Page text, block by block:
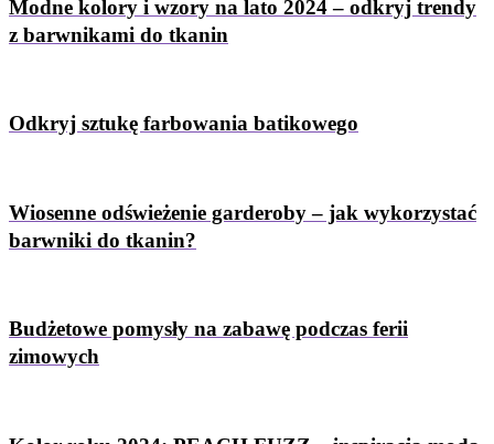
Modne kolory i wzory na lato 2024 – odkryj trendy
z barwnikami do tkanin
Odkryj sztukę farbowania batikowego
Wiosenne odświeżenie garderoby – jak wykorzystać
barwniki do tkanin?
Budżetowe pomysły na zabawę podczas ferii
zimowych